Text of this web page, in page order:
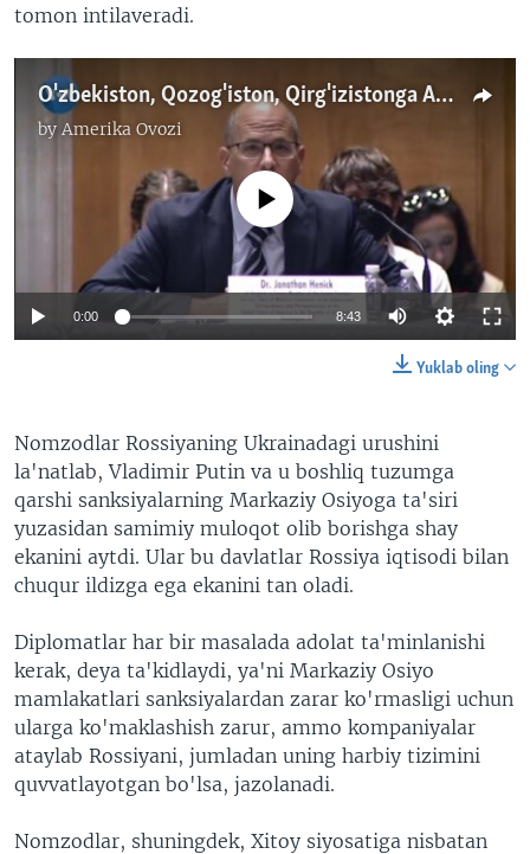
tomon intilaveradi.
O'zbekiston, Qozog'iston, Qirg'izistonga AQShdan yangi elchilar
by Amerika Ovozi
No media source currently available
0:00 8:43
Yuklab oling
Nomzodlar Rossiyaning Ukrainadagi urushini
la'natlab, Vladimir Putin va u boshliq tuzumga
qarshi sanksiyalarning Markaziy Osiyoga ta'siri
yuzasidan samimiy muloqot olib borishga shay
ekanini aytdi. Ular bu davlatlar Rossiya iqtisodi bilan
chuqur ildizga ega ekanini tan oladi.
Diplomatlar har bir masalada adolat ta'minlanishi
kerak, deya ta'kidlaydi, ya'ni Markaziy Osiyo
mamlakatlari sanksiyalardan zarar ko'rmasligi uchun
ularga ko'maklashish zarur, ammo kompaniyalar
ataylab Rossiyani, jumladan uning harbiy tizimini
quvvatlayotgan bo'lsa, jazolanadi.
Nomzodlar, shuningdek, Xitoy siyosatiga nisbatan